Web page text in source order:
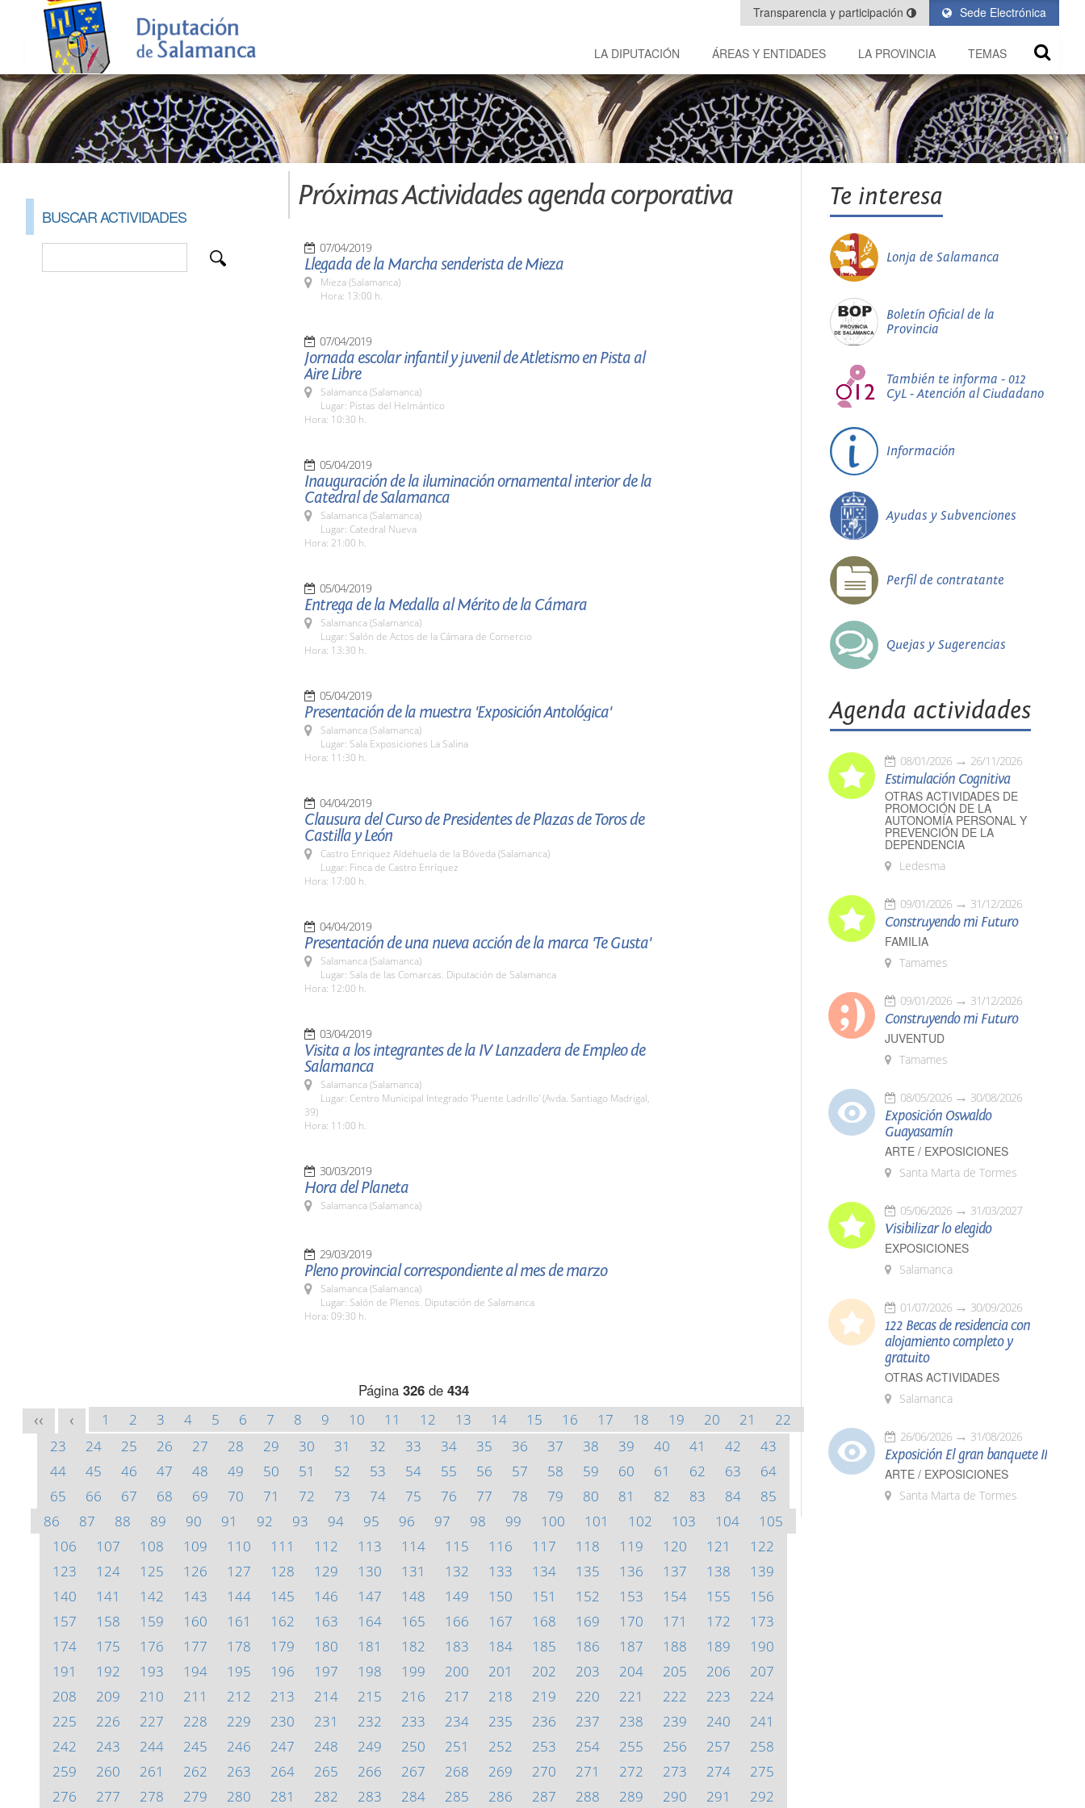
Sede Electrónica
Transparencia y participación
LA DIPUTACIÓN ÁREAS Y ENTIDADES LA PROVINCIA TEMAS
BUSCAR ACTIVIDADES
Próximas Actividades agenda corporativa
07/04/2019
Llegada de la Marcha senderista de Mieza
Mieza (Salamanca)
Hora: 13:00 h.
07/04/2019
Jornada escolar infantil y juvenil de Atletismo en Pista al
Aire Libre
Salamanca (Salamanca)
Lugar: Pistas del Helmántico
Hora: 10:30 h.
05/04/2019
Inauguración de la iluminación ornamental interior de la
Catedral de Salamanca
Salamanca (Salamanca)
Lugar: Catedral Nueva
Hora: 21:00 h.
05/04/2019
Entrega de la Medalla al Mérito de la Cámara
Salamanca (Salamanca)
Lugar: Salón de Actos de la Cámara de Comercio
Hora: 13:30 h.
05/04/2019
Presentación de la muestra 'Exposición Antológica'
Salamanca (Salamanca)
Lugar: Sala Exposiciones La Salina
Hora: 11:30 h.
04/04/2019
Clausura del Curso de Presidentes de Plazas de Toros de
Castilla y León
Castro Enriquez Aldehuela de la Bóveda (Salamanca)
Lugar: Finca de Castro Enríquez
Hora: 17:00 h.
04/04/2019
Presentación de una nueva acción de la marca 'Te Gusta'
Salamanca (Salamanca)
Lugar: Sala de las Comarcas. Diputación de Salamanca
Hora: 12:00 h.
03/04/2019
Visita a los integrantes de la IV Lanzadera de Empleo de
Salamanca
Salamanca (Salamanca)
Lugar: Centro Municipal Integrado 'Puente Ladrillo' (Avda. Santiago Madrigal,
39)
Hora: 11:00 h.
30/03/2019
Hora del Planeta
Salamanca (Salamanca)
29/03/2019
Pleno provincial correspondiente al mes de marzo
Salamanca (Salamanca)
Lugar: Salón de Plenos. Diputación de Salamanca
Hora: 09:30 h.
Página 326de 434
<< < 1 2 3 4 5 6 7 8 9 10 11 12 13 14 15 16 17 18 19 20 21
22
23
24 25 26 27 28 29 30 31 32 33 34 35 36 37 38 39 40 41 42
43
44
45 46 47 48 49 50 51 52 53 54 55 56 57 58 59 60 61 62 63
64
65
66 67 68 69 70 71 72 73 74 75 76 77 78 79 80 81 82 83 84
85
86
87 88 89 90 91 92 93 94 95 96 97 98 99 100 101 102 103 104
105
106
107 108 109 110 111 112 113 114 115 116 117 118 119 120 121
122
123
124 125 126 127 128 129 130 131 132 133 134 135 136 137 138
139
140
141 142 143 144 145 146 147 148 149 150 151 152 153 154 155
156
157
158 159 160 161 162 163 164 165 166 167 168 169 170 171 172
173
174
175 176 177 178 179 180 181 182 183 184 185 186 187 188 189
190
191
192 193 194 195 196 197 198 199 200 201 202 203 204 205 206
207
208
209 210 211 212 213 214 215 216 217 218 219 220 221 222 223
224
225
226 227 228 229 230 231 232 233 234 235 236 237 238 239 240
241
242
243 244 245 246 247 248 249 250 251 252 253 254 255 256 257
258
259
260 261 262 263 264 265 266 267 268 269 270 271 272 273 274
275
276
277 278 279 280 281 282 283 284 285 286 287 288 289 290 291 292
Te interesa
Lonja de Salamanca
Boletín Oficial de la
Provincia
También te informa - 012
CyL - Atención al Ciudadano
Información
Ayudas y Subvenciones
Perfil de contratante
Quejas y Sugerencias
Agenda actividades
08/01/2026 26/11/2026
Estimulación Cognitiva
OTRAS ACTIVIDADES DE
PROMOCIÓN DE LA
AUTONOMÍA PERSONAL Y
PREVENCIÓN DE LA
DEPENDENCIA
Ledesma
09/01/2026 31/12/2026
Construyendo mi Futuro
FAMILIA
Tamames
09/01/2026 31/12/2026
Construyendo mi Futuro
JUVENTUD
Tamames
08/05/2026 30/08/2026
Exposición Oswaldo
Guayasamín
ARTE / EXPOSICIONES
Santa Marta de Tormes
05/06/2026 31/03/2027
Visibilizar lo elegido
EXPOSICIONES
Salamanca
01/07/2026 30/09/2026
122 Becas de residencia con
alojamiento completo y
gratuito
OTRAS ACTIVIDADES
Salamanca
26/06/2026 31/08/2026
Exposición El gran banquete II
ARTE / EXPOSICIONES
Santa Marta de Tormes